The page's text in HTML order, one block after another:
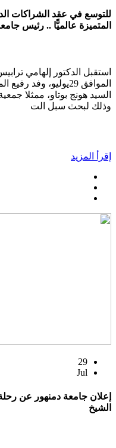
للتوسع في عقد الشراكات
المتميزة عالميًّا .. رئيس
استقبل الدكتور إلهامي
الموافق 29يوليو،
السيد هونج بوتاو، ممثلا
وذلك لبحث سبل الت
إقرأ المزيد
29
Jul
إعلان جامعة دمنهور عن
الشيخ